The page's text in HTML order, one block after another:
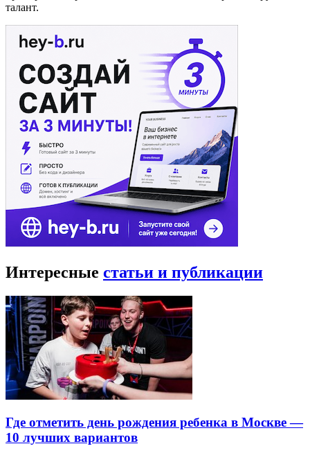
талант.
Интересные статьи и публикации
Где отметить день рождения ребенка в Москве —
10 лучших вариантов